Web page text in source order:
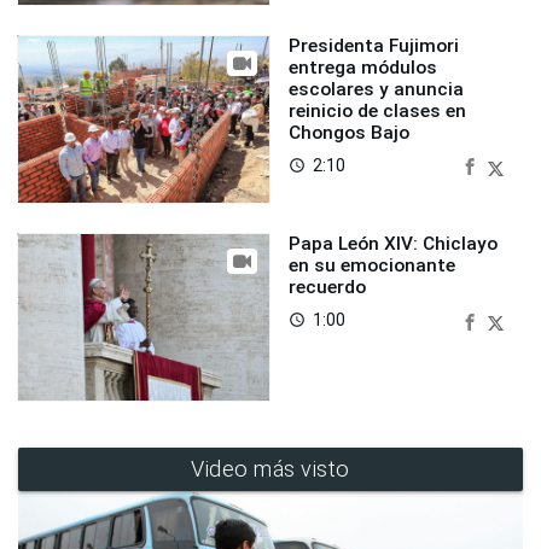
Presidenta Fujimori
entrega módulos
escolares y anuncia
reinicio de clases en
Chongos Bajo
access_time 2:10
Papa León XIV: Chiclayo
en su emocionante
recuerdo
access_time 1:00
Video más visto